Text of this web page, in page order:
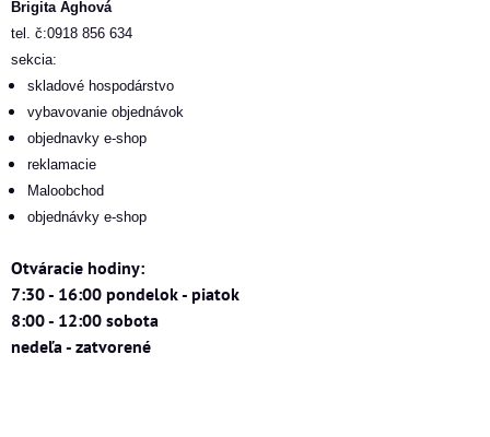
Brigita Ághová
tel. č:0918 856 634
sekcia:
skladové hospodárstvo
vybavovanie objednávok
objednavky e-shop
reklamacie
Maloobchod
objednávky e-shop
Otváracie hodiny:
7:30 - 16:00 pondelok - piatok
8:00 - 12:00 sobota
nedeľa - zatvorené